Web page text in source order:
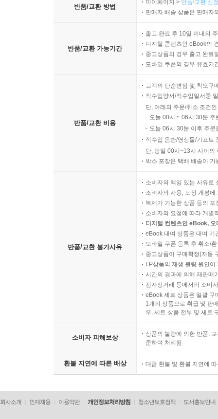
반품/교환 방법
마이페이지 > 반품/교환 신
판매자 배송 상품은 판매자
반품/교환 가능기간
출고 완료 후 10일 이내의
디지털 콘텐츠인 eBook의
중고상품의 경우 출고 완료
모바일 쿠폰의 경우 유효기
반품/교환 비용
고객의 단순변심 및 착오구
직수입양서/직수입일서중
단, 아래의 주문/취소 조건
오늘 00시 ~ 06시 30분
오늘 06시 30분 이후 주
직수입 음반/영상물/기프트
단, 당일 00시~13시 사이의
박스 포장은 택배 배송이
반품/교환 불가사유
소비자의 책임 있는 사유로
소비자의 사용, 포장 개봉
복제가 가능한 상품 등의
소비자의 요청에 따라 개별
디지털 컨텐츠인 eBook,
eBook 대여 상품은 대여 기
모바일 쿠폰 등록 후 취소/
중고상품이 구매확정(자동
LP상품의 재생 불량 원인
시간의 경과에 의해 재판매
전자상거래 등에서의 소비
eBook 세트 상품은 일괄 구
1개의 상품으로 취급 및 판
우, 세트 상품 전부 및 세트
소비자 피해보상
상품의 불량에 의한 반품,
준하여 처리됨
환불 지연에 따른 배상 대금 환불 및 환불 지연에
회사소개 인재채용 이용약관 개인정보처리방침 청소년보호정책 도서홍보안내